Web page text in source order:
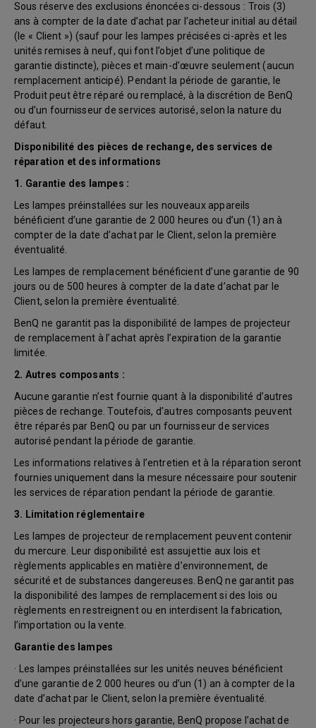
Sous réserve des exclusions énoncées ci-dessous : Trois (3)
ans à compter de la date d’achat par l’acheteur initial au détail
(le « Client ») (sauf pour les lampes précisées ci-après et les
unités remises à neuf, qui font l’objet d’une politique de
garantie distincte), pièces et main-d’œuvre seulement (aucun
remplacement anticipé). Pendant la période de garantie, le
Produit peut être réparé ou remplacé, à la discrétion de BenQ
ou d’un fournisseur de services autorisé, selon la nature du
défaut.
Disponibilité des pièces de rechange, des services de
réparation et des informations
1. Garantie des lampes :
Les lampes préinstallées sur les nouveaux appareils
bénéficient d’une garantie de 2 000 heures ou d’un (1) an à
compter de la date d’achat par le Client, selon la première
éventualité.
Les lampes de remplacement bénéficient d’une garantie de 90
jours ou de 500 heures à compter de la date d’achat par le
Client, selon la première éventualité.
BenQ ne garantit pas la disponibilité de lampes de projecteur
de remplacement à l’achat après l’expiration de la garantie
limitée.
2. Autres composants :
Aucune garantie n’est fournie quant à la disponibilité d’autres
pièces de rechange. Toutefois, d’autres composants peuvent
être réparés par BenQ ou par un fournisseur de services
autorisé pendant la période de garantie.
Les informations relatives à l’entretien et à la réparation seront
fournies uniquement dans la mesure nécessaire pour soutenir
les services de réparation pendant la période de garantie.
3. Limitation réglementaire
Les lampes de projecteur de remplacement peuvent contenir
du mercure. Leur disponibilité est assujettie aux lois et
règlements applicables en matière d’environnement, de
sécurité et de substances dangereuses. BenQ ne garantit pas
la disponibilité des lampes de remplacement si des lois ou
règlements en restreignent ou en interdisent la fabrication,
l’importation ou la vente.
Garantie des lampes
· Les lampes préinstallées sur les unités neuves bénéficient
d’une garantie de 2 000 heures ou d’un (1) an à compter de la
date d’achat par le Client, selon la première éventualité.
· Pour les projecteurs hors garantie, BenQ propose l’achat de